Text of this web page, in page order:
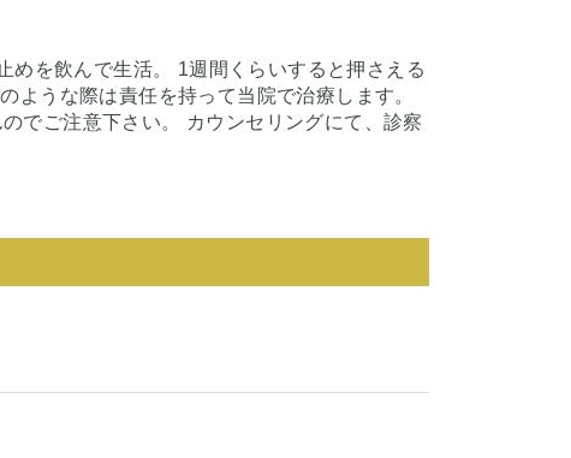
めを飲んで生活。 1週間くらいすると押さえる
ような際は責任を持って当院で治療します。
でご注意下さい。 カウンセリングにて、診察